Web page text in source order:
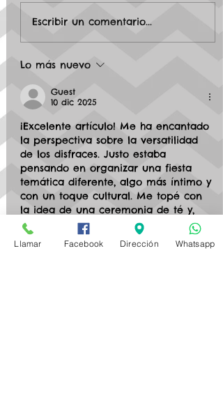
Escribir un comentario...
Lo más nuevo
Guest
10 dic 2025
¡Excelente artículo! Me ha encantado
la perspectiva sobre la versatilidad
de los disfraces. Justo estaba
pensando en organizar una fiesta
temática diferente, algo más íntimo y
con un toque cultural. Me topé con
la idea de una ceremonia de té y,
buscando inspiración para los
elementos clave,
encontré algunas
piezas magníficas aquí que
Llamar Facebook Dirección Whatsapp